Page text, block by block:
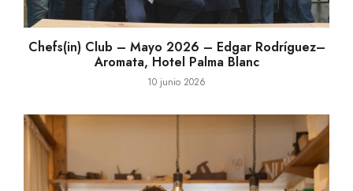
Chefs(in) Club – Mayo 2026 – Edgar Rodríguez–
Aromata, Hotel Palma Blanc
10 junio 2026